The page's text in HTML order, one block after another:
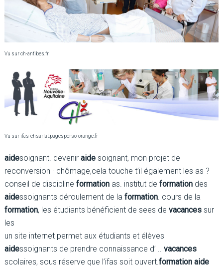
Vu sur ch-antibes.fr
Vu sur ifas-chsarlat.pagesperso-orange.fr
aidesoignant. devenir aidesoignant, mon projet de
reconversion · chômage,cela touche t’il également les as ?
conseil de discipline formationas. institut de formationdes
aidessoignants déroulement de la formation. cours de la
formation, les étudiants bénéficient de sees de vacancessur
les
un site internet permet aux étudiants et élèves
aidessoignants de prendre connaissance d’ .. vacances
scolaires, sous réserve que l’ifas soit ouvert.formation aide